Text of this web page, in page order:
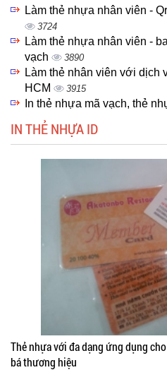
Làm thẻ nhựa nhân viên -
3724
Làm thẻ nhựa nhân viên -
vạch
3890
Làm thẻ nhân viên với dịch
HCM
3915
In thẻ nhựa mã vạch, thẻ
IN THẺ NHỰA ID
Thẻ nhựa với đa dạng ứng dụng
bá thương hiệu